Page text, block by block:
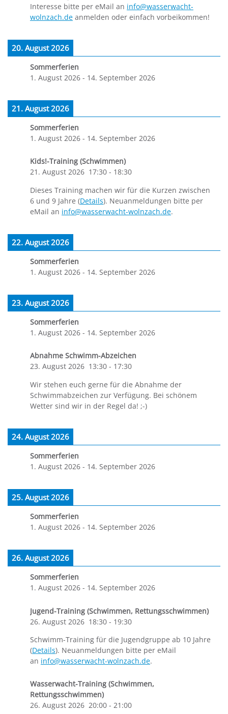
Interesse bitte per eMail an info@wasserwacht-
wolnzach.de anmelden oder einfach vorbeikommen!
20. August 2026
Sommerferien
1. August 2026 - 14. September 2026
21. August 2026
Sommerferien
1. August 2026 - 14. September 2026
Kids!-Training (Schwimmen)
21. August 2026 17:30 - 18:30
Dieses Training machen wir für die Kurzen zwischen
6 und 9 Jahre (Details). Neuanmeldungen bitte per
eMail an info@wasserwacht-wolnzach.de.
22. August 2026
Sommerferien
1. August 2026 - 14. September 2026
23. August 2026
Sommerferien
1. August 2026 - 14. September 2026
Abnahme Schwimm-Abzeichen
23. August 2026 13:30 - 17:30
Wir stehen euch gerne für die Abnahme der
Schwimmabzeichen zur Verfügung. Bei schönem
Wetter sind wir in der Regel da! ;-)
24. August 2026
Sommerferien
1. August 2026 - 14. September 2026
25. August 2026
Sommerferien
1. August 2026 - 14. September 2026
26. August 2026
Sommerferien
1. August 2026 - 14. September 2026
Jugend-Training (Schwimmen, Rettungsschwimmen)
26. August 2026 18:30 - 19:30
Schwimm-Training für die Jugendgruppe ab 10 Jahre
(Details). Neuanmeldungen bitte per eMail
an info@wasserwacht-wolnzach.de.
Wasserwacht-Training (Schwimmen,
Rettungsschwimmen)
26. August 2026 20:00 - 21:00